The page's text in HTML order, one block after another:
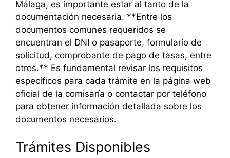
Málaga, es importante estar al tanto de la
documentación necesaria. **Entre los
documentos comunes requeridos se
encuentran el DNI o pasaporte, formulario de
solicitud, comprobante de pago de tasas, entre
otros.** Es fundamental revisar los requisitos
específicos para cada trámite en la página web
oficial de la comisaría o contactar por teléfono
para obtener información detallada sobre los
documentos necesarios.
Trámites Disponibles